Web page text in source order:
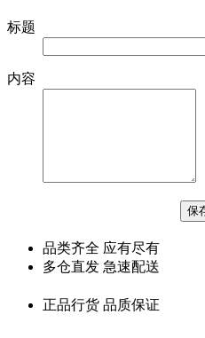
标题
内容
品类齐全 应有尽有
多仓直发 急速配送
正品行货 品质保证